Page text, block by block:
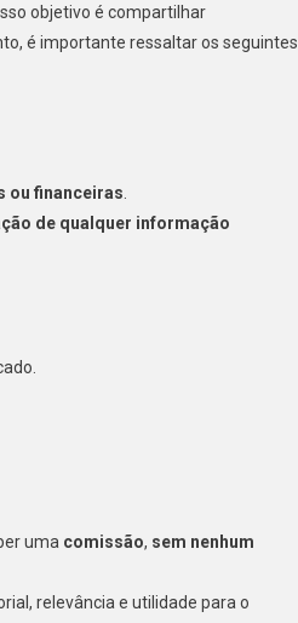
objetivo é compartilhar
é importante ressaltar os seguintes
ou financeiras
de qualquer informação
uma comissão, sem nenhum
relevância e utilidade para o